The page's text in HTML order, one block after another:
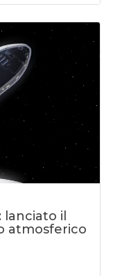
il
atmosferico